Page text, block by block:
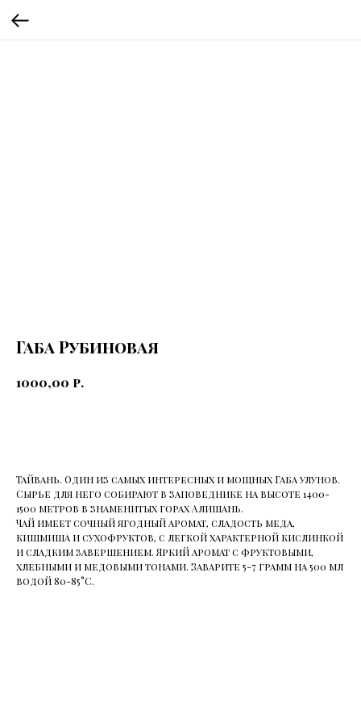
Габа Рубиновая
1000,00 р.
Тайвань. Один из самых интересных и мощных Габа улунов.
Сырье для него собирают в заповеднике на высоте 1400-
1500 метров в знаменитых горах Алишань.
Чай имеет сочный ягодный аромат, сладость меда,
кишмиша и сухофруктов, с легкой характерной кислинкой
и сладким завершением. Яркий аромат с фруктовыми,
хлебными и медовыми тонами. Заварите 5-7 грамм на 500 мл
водой 80-85°C.